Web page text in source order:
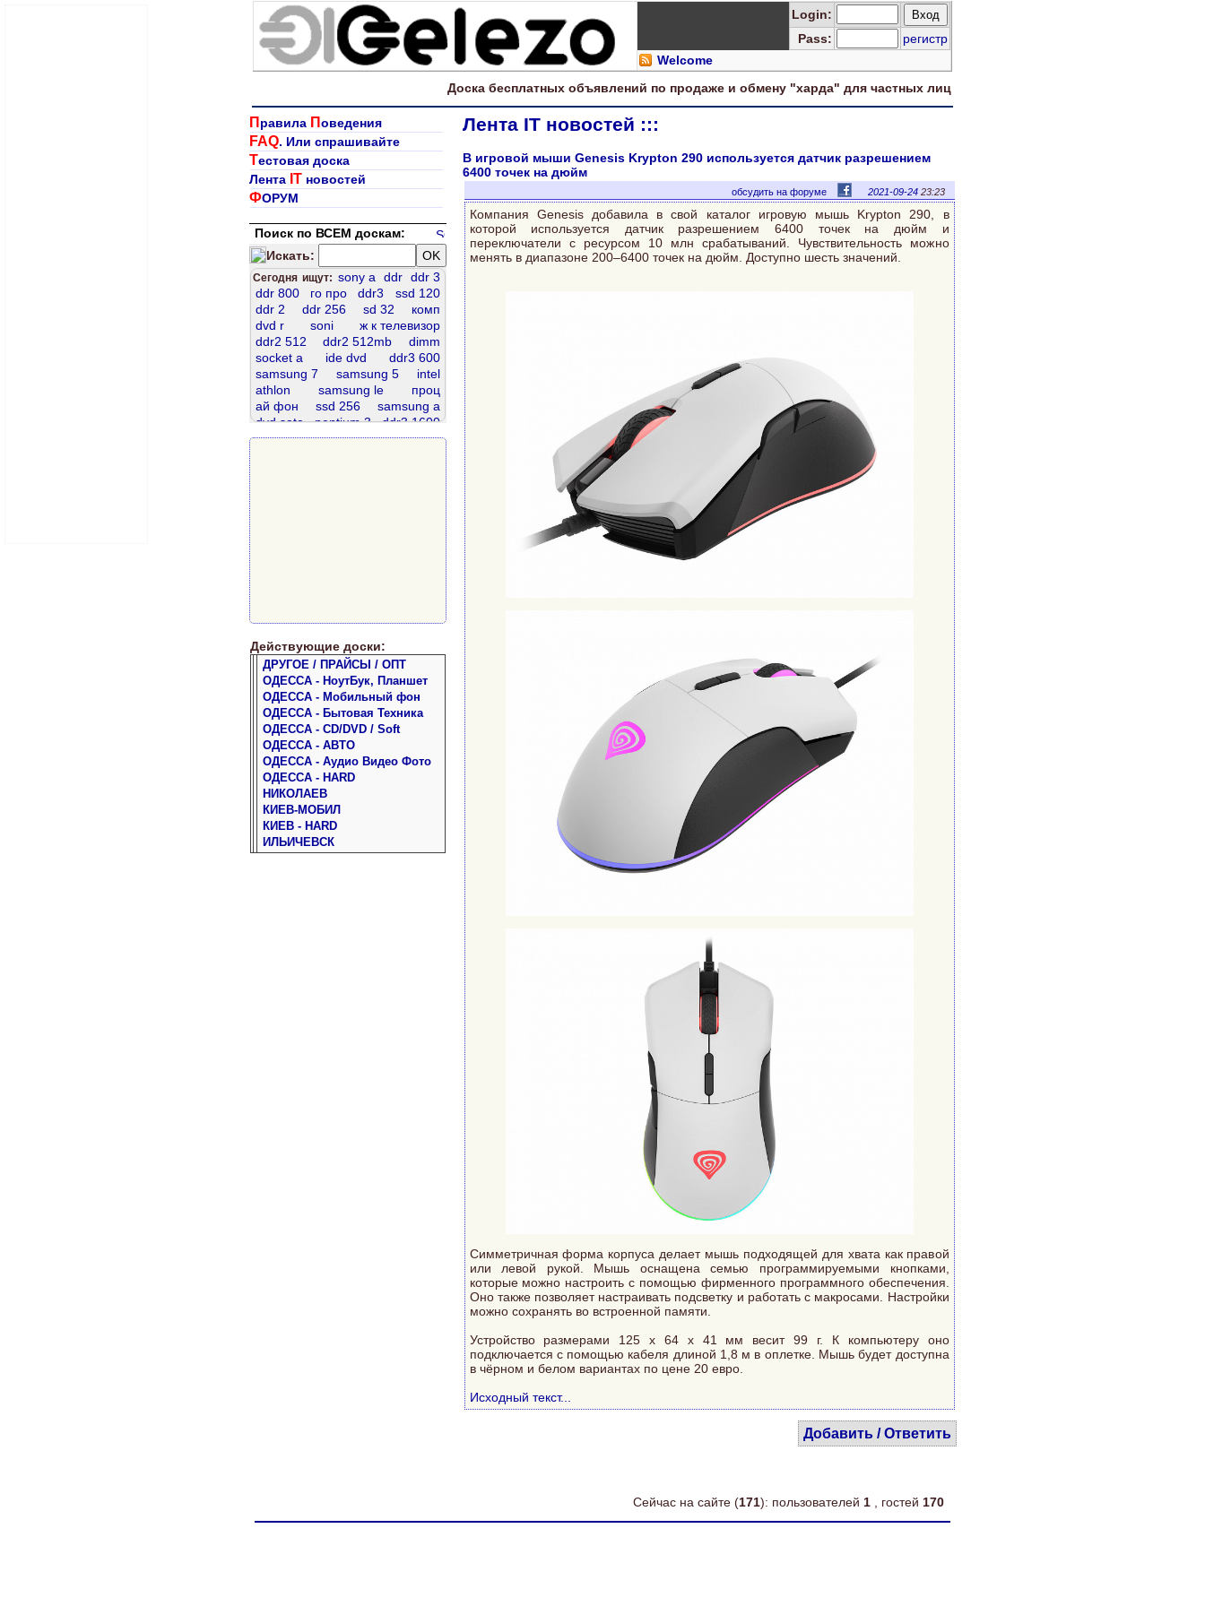
Login:
Pass:
регистр
Welcome
Доска бесплатных объявлений по продаже и обмену "харда" для частных лиц
П равила Поведения
FAQ. Или спрашивайте
Тестовая доска
Лента ITновостей
ФОРУМ
Поиск по ВСЕМ доскам:
Искать:
Сегодня ищут: sony a ddr ddr 3
ddr 800
го про ddr3
ssd 120
ddr 2
ddr 256 sd 32
комп
dvd r
soni
ж к телевизор
ddr2 512
ddr2 512mb
dimm
socket а
ide dvd
ddr3 600
samsung 7
samsung 5
intel
athlon
samsung le
проц
ай фон
ssd 256
samsung a
dvd sata
pentium 3
ddr3 1600
sata 320
ddr 8gb
ddr 4
Действующие доски:
ДРУГОЕ / ПРАЙСЫ / ОПТ
ОДЕССА - НоутБук, Планшет
ОДЕССА - Мобильный фон
ОДЕССА - Бытовая Техника
ОДЕССА - CD/DVD / Soft
ОДЕССА - АВТО
ОДЕССА - Аудио Видео Фото
ОДЕССА - HARD
НИКОЛАЕВ
КИЕВ-МОБИЛ
КИЕВ - HARD
ИЛЬИЧЕВСК
Лента IT новостей :::
В игровой мыши Genesis Krypton 290 используется датчик разрешением
6400 точек на дюйм
обсудить на форуме 2021-09-2423:23
Компания Genesis добавила в свой каталог игровую мышь Krypton 290, в
которой используется датчик разрешением 6400 точек на дюйм и
переключатели с ресурсом 10 млн срабатываний. Чувствительность можно
менять в диапазоне 200–6400 точек на дюйм. Доступно шесть значений.
Симметричная форма корпуса делает мышь подходящей для хвата как правой
или левой рукой. Мышь оснащена семью программируемыми кнопками,
которые можно настроить с помощью фирменного программного обеспечения.
Оно также позволяет настраивать подсветку и работать с макросами. Настройки
можно сохранять во встроенной памяти.
Устройство размерами 125 х 64 х 41 мм весит 99 г. К компьютеру оно
подключается с помощью кабеля длиной 1,8 м в оплетке. Мышь будет доступна
в чёрном и белом вариантах по цене 20 евро.
Исходный текст...
Добавить / Ответить
Сейчас на сайте (171): пользователей 1 , гостей 170